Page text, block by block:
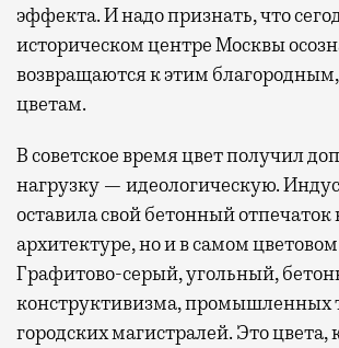
эффекта. И надо признать, что
историческом центре Москвы
возвращаются к этим
цветам.
В советское время цвет получил
нагрузку — идеологическую.
оставила свой бетонный отпечаток
архитектуре, но и в самом цветовом
Графитово-серый, угольный,
конструктивизма, промышленных
городских магистралей. Это цвета,